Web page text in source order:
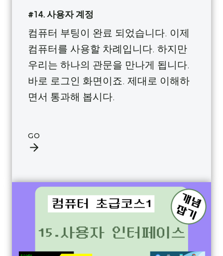
#14. 사용자 계정
컴퓨터 부팅이 완료 되었습니다. 이제
컴퓨터를 사용할 차례입니다. 하지만
우리는 하나의 관문을 만나게 됩니다.
바로 로그인 화면이죠. 제대로 이해하
면서 통과해 봅시다.
GO